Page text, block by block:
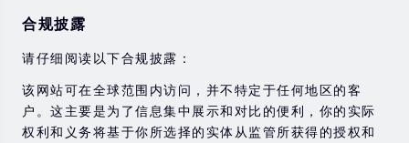
合规披露
请仔细阅读以下合规披露：
该网站可在全球范围内访问，并不特定于任何地区的客
户。这主要是为了信息集中展示和对比的便利，你的实际
权利和义务将基于你所选择的实体从监管所获得的授权和